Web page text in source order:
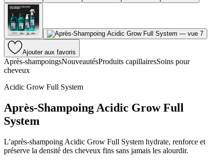
Ajouter aux favoris
Après-shampoingsNouveautésProduits capillairesSoins pour
cheveux
Acidic Grow Full System
Après-Shampoing Acidic Grow Full
System
L’après-shampoing Acidic Grow Full System hydrate, renforce et
préserve la densité des cheveux fins sans jamais les alourdir.